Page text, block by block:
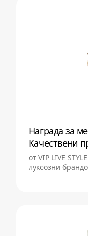
Награда за
Качествени
от VIP LIVE
луксозни